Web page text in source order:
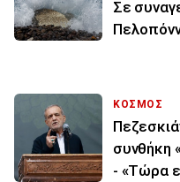
Σε
ΚΟΣΜΟΣ
συνθήκη
- «Τώρα